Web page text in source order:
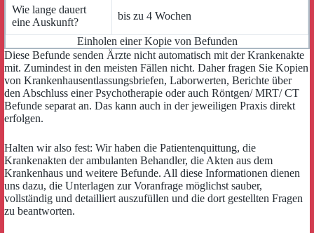
Wie lange dauert
eine Auskunft?
bis zu 4 Wochen
Einholen einer Kopie von Befunden
Diese Befunde senden Ärzte nicht automatisch mit der Krankenakte
mit. Zumindest in den meisten Fällen nicht. Daher fragen Sie Kopien
von Krankenhausentlassungsbriefen, Laborwerten, Berichte über
den Abschluss einer Psychotherapie oder auch Röntgen/ MRT/ CT
Befunde separat an. Das kann auch in der jeweiligen Praxis direkt
erfolgen.
Halten wir also fest: Wir haben die Patientenquittung, die
Krankenakten der ambulanten Behandler, die Akten aus dem
Krankenhaus und weitere Befunde. All diese Informationen dienen
uns dazu, die Unterlagen zur Voranfrage möglichst sauber,
vollständig und detailliert auszufüllen und die dort gestellten Fragen
zu beantworten.